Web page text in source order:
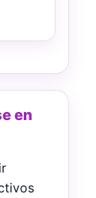
en